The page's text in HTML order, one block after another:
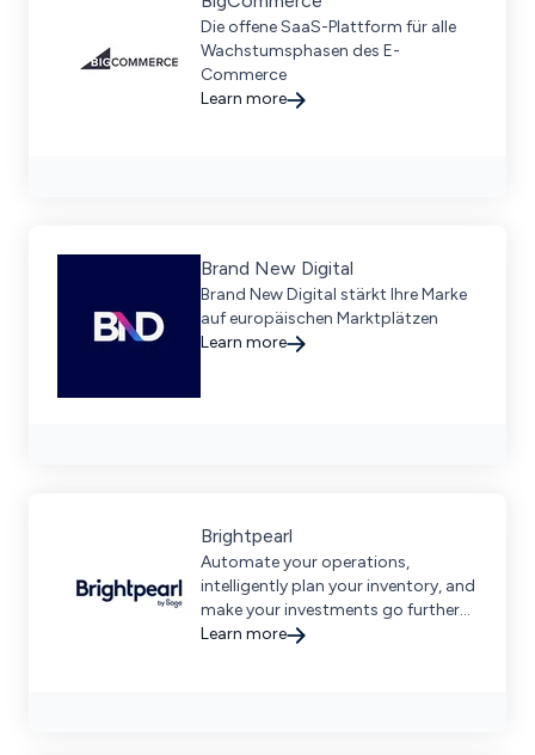
Die offene SaaS-Plattform für alle
Wachstumsphasen des E-
Commerce
Learn more
Brand New Digital
Brand New Digital stärkt Ihre Marke
auf europäischen Marktplätzen
Learn more
Brightpearl
Automate your operations,
intelligently plan your inventory, and
make your investments go further
with Brightpearl's #1 Retail
Learn more